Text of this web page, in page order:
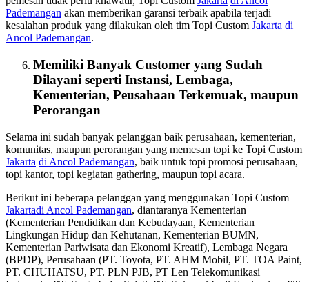
Pademangan akan memberikan garansi terbaik apabila terjadi
kesalahan produk yang dilakukan oleh tim Topi Custom Jakarta di
Ancol Pademangan.
Memiliki Banyak Customer yang Sudah
Dilayani seperti Instansi, Lembaga,
Kementerian, Peusahaan Terkemuak, maupun
Perorangan
Selama ini sudah banyak pelanggan baik perusahaan, kementerian,
komunitas, maupun perorangan yang memesan topi ke Topi Custom
Jakarta di Ancol Pademangan, baik untuk topi promosi perusahaan,
topi kantor, topi kegiatan gathering, maupun topi acara.
Berikut ini beberapa pelanggan yang menggunakan Topi Custom
Jakartadi Ancol Pademangan, diantaranya Kementerian
(Kementerian Pendidikan dan Kebudayaan, Kementerian
Lingkungan Hidup dan Kehutanan, Kementerian BUMN,
Kementerian Pariwisata dan Ekonomi Kreatif), Lembaga Negara
(BPDP), Perusahaan (PT. Toyota, PT. AHM Mobil, PT. TOA Paint,
PT. CHUHATSU, PT. PLN PJB, PT Len Telekomunikasi